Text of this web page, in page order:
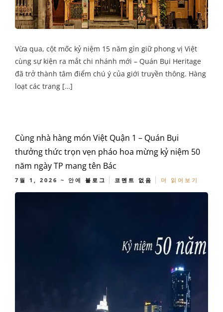
Vừa qua, cột mốc kỷ niệm 15 năm gìn giữ phong vị Việt
cùng sự kiện ra mắt chi nhánh mới – Quán Bụi Heritage
đã trở thành tâm điểm chú ý của giới truyền thông. Hàng
loạt các trang […]
Cùng nhà hàng món Việt Quận 1 – Quán Bụi
thưởng thức trọn vẹn pháo hoa mừng kỷ niệm 50
năm ngày TP mang tên Bác
7월 1, 2026 ~ 안에 블로그 코멘트 없음 더 읽어보기